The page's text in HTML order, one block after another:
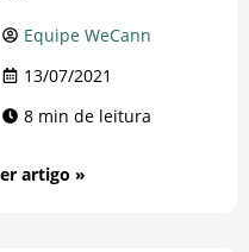
Equipe WeCann
13/07/2021
8 min de leitura
artigo »